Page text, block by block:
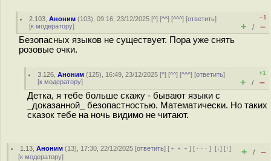
2.103 ,Аноним (103), 09:16, 23/12/2025 [^] [^^] [^^^] [ответить]
[к модератору]
–1
+ / –
Безопасных языков не существует. Пора уже снять
розовые очки.
3.126 ,Аноним (125), 16:49, 23/12/2025 [^] [^^] [^^^] [ответить]
[к модератору]
+1
+ / –
Детка, я тебе больше скажу - бывают языки с
_доказанной_ безопастностью. Математически. Но таких
сказок тебе на ночь видимо не читают.
1.13 ,Аноним (13), 17:30, 22/12/2025 [ответить] [ ﹢﹢﹢] [ · · ·][↓] [↑]
[к модератору] + / –